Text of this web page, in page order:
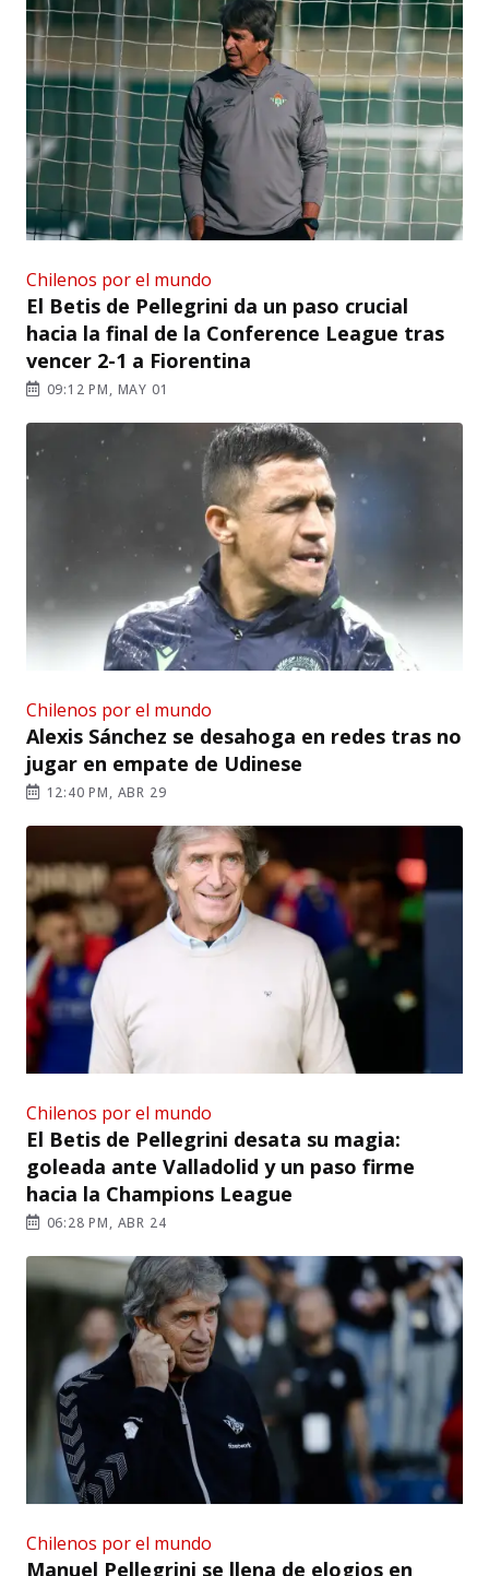
Chilenos por el mundo
El Betis de Pellegrini da un paso crucial
hacia la final de la Conference League tras
vencer 2-1 a Fiorentina
09:12 PM, MAY 01
Chilenos por el mundo
Alexis Sánchez se desahoga en redes tras no
jugar en empate de Udinese
12:40 PM, ABR 29
Chilenos por el mundo
El Betis de Pellegrini desata su magia:
goleada ante Valladolid y un paso firme
hacia la Champions League
06:28 PM, ABR 24
Chilenos por el mundo
Manuel Pellegrini se llena de elogios en